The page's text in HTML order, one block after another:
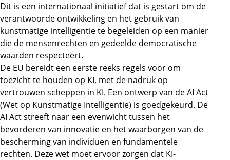
Dit is een internationaal initiatief dat is gestart om de
verantwoorde ontwikkeling en het gebruik van
kunstmatige intelligentie te begeleiden op een manier
die de mensenrechten en gedeelde democratische
waarden respecteert.
De EU bereidt een eerste reeks regels voor om
toezicht te houden op KI, met de nadruk op
vertrouwen scheppen in KI. Een ontwerp van de AI Act
(Wet op Kunstmatige Intelligentie) is goedgekeurd. De
AI Act streeft naar een evenwicht tussen het
bevorderen van innovatie en het waarborgen van de
bescherming van individuen en fundamentele
rechten. Deze wet moet ervoor zorgen dat KI-